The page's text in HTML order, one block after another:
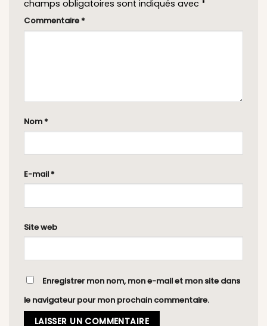
champs obligatoires sont indiqués avec *
Commentaire *
Nom *
E-mail *
Site web
Enregistrer mon nom, mon e-mail et mon site dans
le navigateur pour mon prochain commentaire.